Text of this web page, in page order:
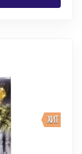
ХИТ